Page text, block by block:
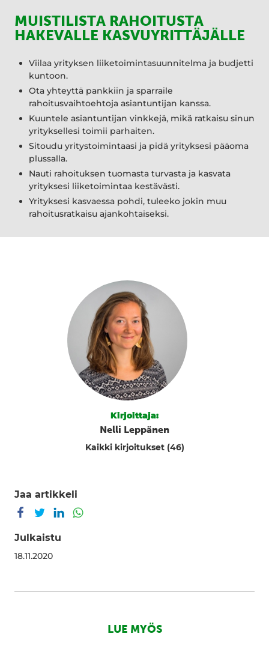
MUISTILISTA RAHOITUSTA
HAKEVALLE KASVUYRITTÄJÄLLE
Viilaa yrityksen liiketoimintasuunnitelma ja budjetti
kuntoon.
Ota yhteyttä pankkiin ja sparraile
rahoitusvaihtoehtoja asiantuntijan kanssa.
Kuuntele asiantuntijan vinkkejä, mikä ratkaisu sinun
yrityksellesi toimii parhaiten.
Sitoudu yritystoimintaasi ja pidä yrityksesi pääoma
plussalla.
Nauti rahoituksen tuomasta turvasta ja kasvata
yrityksesi liiketoimintaa kestävästi.
Yrityksesi kasvaessa pohdi, tuleeko jokin muu
rahoitusratkaisu ajankohtaiseksi.
Kirjoittaja:
Nelli Leppänen
Kaikki kirjoitukset (46)
Jaa artikkeli
Jaa Facebookissa
Jaa TwitterissäJaa LinkedInissä
Julkaistu
18.11.2020
LUE MYÖS